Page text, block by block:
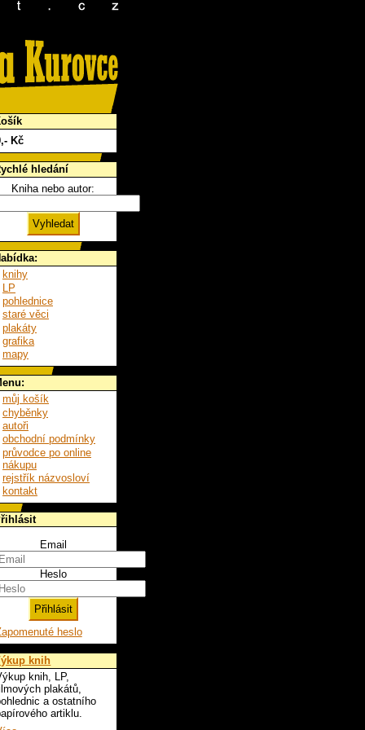
,- Kč
hledání
Kniha nebo autor:
knihy
LP
pohlednice
staré věci
plakáty
grafika
mapy
můj košík
chyběnky
autoři
obchodní podmínky
průvodce po online
nákupu
rejstřík názvosloví
kontakt
Email
Heslo
heslo
knih
knih, LP,
plakátů,
a ostatního
artiklu.